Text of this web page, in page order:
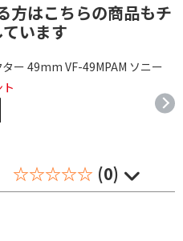
方はこちらの商品もチ
います
ター 49mm VF-49MPAM ソニー
☆☆☆☆☆ (0)